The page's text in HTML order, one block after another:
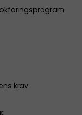
krav